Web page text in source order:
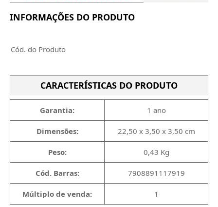
INFORMAÇÕES DO PRODUTO
Cód. do Produto
CARACTERÍSTICAS DO PRODUTO
Garantia: 1 ano
Dimensões: 22,50 x 3,50 x 3,50 cm
Peso: 0,43 Kg
Cód. Barras: 7908891117919
Múltiplo de venda: 1